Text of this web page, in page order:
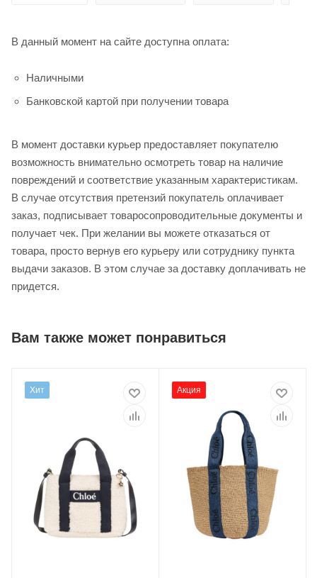
В данный момент на сайте доступна оплата:
Наличными
Банковской картой при получении товара
В момент доставки курьер предоставляет покупателю
возможность внимательно осмотреть товар на наличие
повреждений и соответствие указанным характеристикам.
В случае отсутствия претензий покупатель оплачивает
заказ, подписывает товаросопроводительные документы и
получает чек. При желании вы можете отказаться от
товара, просто вернув его курьеру или сотруднику пункта
выдачи заказов. В этом случае за доставку доплачивать не
придется.
Вам также может понравиться
Хит Акция